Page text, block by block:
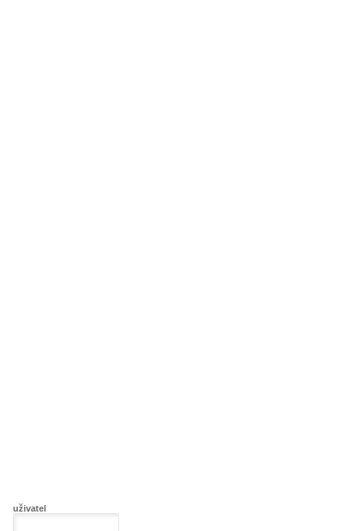
uživatel